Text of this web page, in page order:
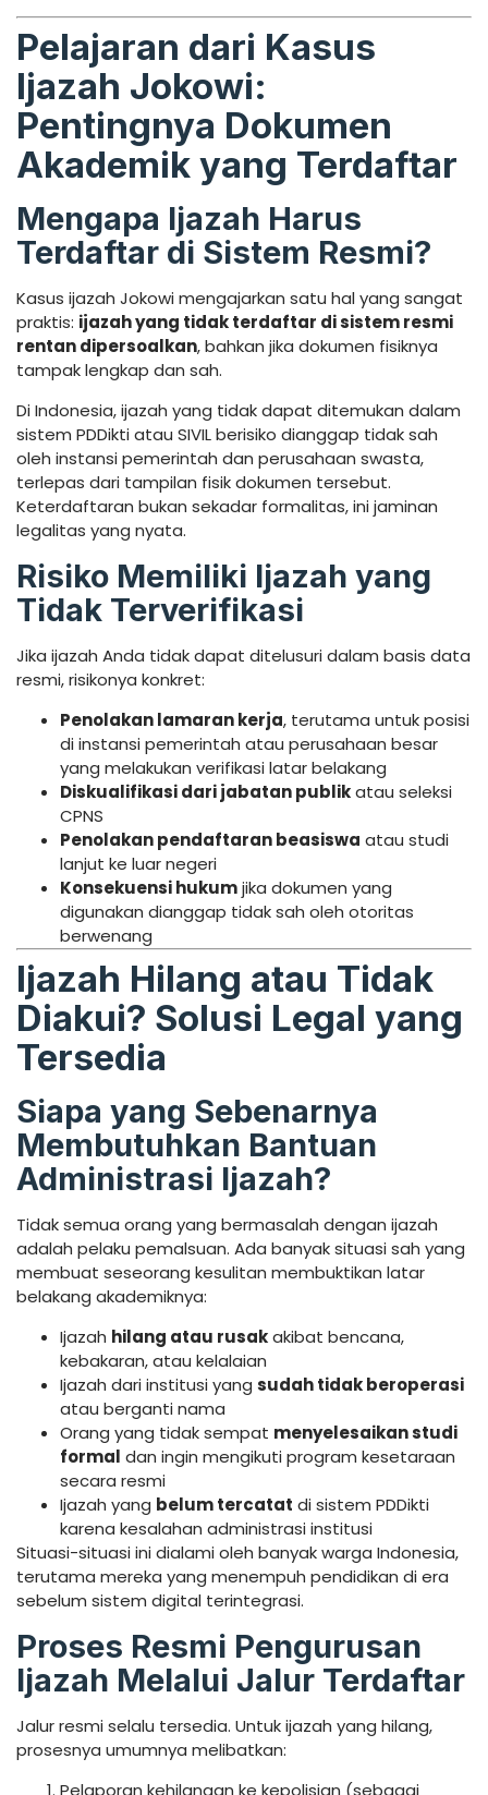
Pelajaran dari Kasus
Ijazah Jokowi:
Pentingnya Dokumen
Akademik yang Terdaftar
Mengapa Ijazah Harus
Terdaftar di Sistem Resmi?
Kasus ijazah Jokowi mengajarkan satu hal yang sangat
praktis: ijazah yang tidak terdaftar di sistem resmi
rentan dipersoalkan, bahkan jika dokumen fisiknya
tampak lengkap dan sah.
Di Indonesia, ijazah yang tidak dapat ditemukan dalam
sistem PDDikti atau SIVIL berisiko dianggap tidak sah
oleh instansi pemerintah dan perusahaan swasta,
terlepas dari tampilan fisik dokumen tersebut.
Keterdaftaran bukan sekadar formalitas, ini jaminan
legalitas yang nyata.
Risiko Memiliki Ijazah yang
Tidak Terverifikasi
Jika ijazah Anda tidak dapat ditelusuri dalam basis data
resmi, risikonya konkret:
Penolakan lamaran kerja, terutama untuk posisi
di instansi pemerintah atau perusahaan besar
yang melakukan verifikasi latar belakang
Diskualifikasi dari jabatan publikatau seleksi
CPNS
Penolakan pendaftaran beasiswa atau studi
lanjut ke luar negeri
Konsekuensi hukumjika dokumen yang
digunakan dianggap tidak sah oleh otoritas
berwenang
Ijazah Hilang atau Tidak
Diakui? Solusi Legal yang
Tersedia
Siapa yang Sebenarnya
Membutuhkan Bantuan
Administrasi Ijazah?
Tidak semua orang yang bermasalah dengan ijazah
adalah pelaku pemalsuan. Ada banyak situasi sah yang
membuat seseorang kesulitan membuktikan latar
belakang akademiknya:
Ijazah hilang atau rusakakibat bencana,
kebakaran, atau kelalaian
Ijazah dari institusi yang sudah tidak beroperasi
atau berganti nama
Orang yang tidak sempat menyelesaikan studi
formal dan ingin mengikuti program kesetaraan
secara resmi
Ijazah yang belum tercatat di sistem PDDikti
karena kesalahan administrasi institusi
Situasi-situasi ini dialami oleh banyak warga Indonesia,
terutama mereka yang menempuh pendidikan di era
sebelum sistem digital terintegrasi.
Proses Resmi Pengurusan
Ijazah Melalui Jalur Terdaftar
Jalur resmi selalu tersedia. Untuk ijazah yang hilang,
prosesnya umumnya melibatkan:
Pelaporan kehilangan ke kepolisian (sebagai